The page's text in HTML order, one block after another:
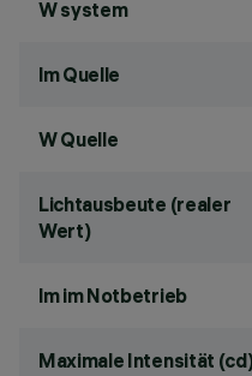
W system
lm Quelle
W Quelle
Lichtausbeute (realer
Wert)
lm im Notbetrieb
Maximale Intensität